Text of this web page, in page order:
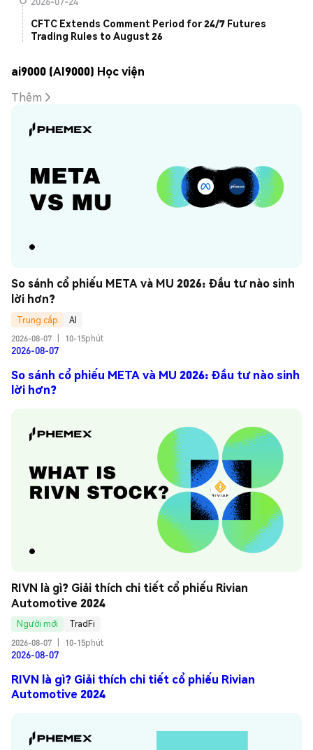
CFTC Extends Comment Period for 24/7 Futures
Trading Rules to August 26
ai9000 (AI9000) Học viện
Thêm
So sánh cổ phiếu META và MU 2026: Đầu tư nào sinh
lời hơn?
Trung cấp
AI
2026-08-07
10-15phút
2026-08-07
So sánh cổ phiếu META và MU 2026: Đầu tư nào sinh
lời hơn?
RIVN là gì? Giải thích chi tiết cổ phiếu Rivian
Automotive 2024
Người mới
TradFi
2026-08-07
10-15phút
2026-08-07
RIVN là gì? Giải thích chi tiết cổ phiếu Rivian
Automotive 2024